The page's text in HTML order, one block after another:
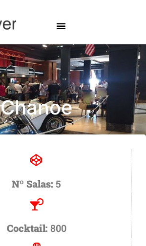
Chanoe
Nº Salas: 5
Cocktail: 800